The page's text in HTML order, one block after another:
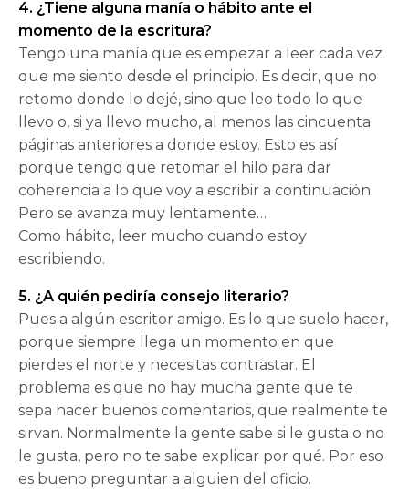
4. ¿Tiene alguna manía o hábito ante el
momento de la escritura?
Tengo una manía que es empezar a leer cada vez
que me siento desde el principio. Es decir, que no
retomo donde lo dejé, sino que leo todo lo que
llevo o, si ya llevo mucho, al menos las cincuenta
páginas anteriores a donde estoy. Esto es así
porque tengo que retomar el hilo para dar
coherencia a lo que voy a escribir a continuación.
Pero se avanza muy lentamente…
Como hábito, leer mucho cuando estoy
escribiendo.
5. ¿A quién pediría consejo literario?
Pues a algún escritor amigo. Es lo que suelo hacer,
porque siempre llega un momento en que
pierdes el norte y necesitas contrastar. El
problema es que no hay mucha gente que te
sepa hacer buenos comentarios, que realmente te
sirvan. Normalmente la gente sabe si le gusta o no
le gusta, pero no te sabe explicar por qué. Por eso
es bueno preguntar a alguien del oficio.